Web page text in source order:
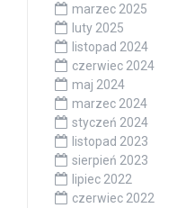
marzec 2025
luty 2025
listopad 2024
czerwiec 2024
maj 2024
marzec 2024
styczeń 2024
listopad 2023
sierpień 2023
lipiec 2022
czerwiec 2022